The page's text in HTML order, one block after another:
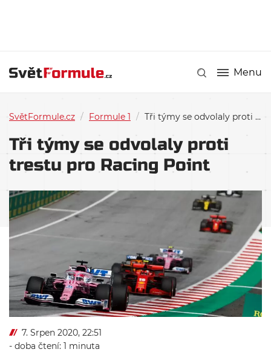
Menu
SvětFormule.cz / Formule 1 / Tři týmy se odvolaly proti trestu pro Racing Point
Tři týmy se odvolaly proti
trestu pro Racing Point
7. Srpen 2020, 22:51
- doba čtení: 1 minuta